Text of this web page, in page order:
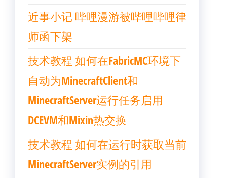
近事小记 哔哩漫游被哔哩哔哩律
师函下架
技术教程 如何在FabricMC环境下
自动为MinecraftClient和
MinecraftServer运行任务启用
DCEVM和Mixin热交换
技术教程 如何在运行时获取当前
MinecraftServer实例的引用